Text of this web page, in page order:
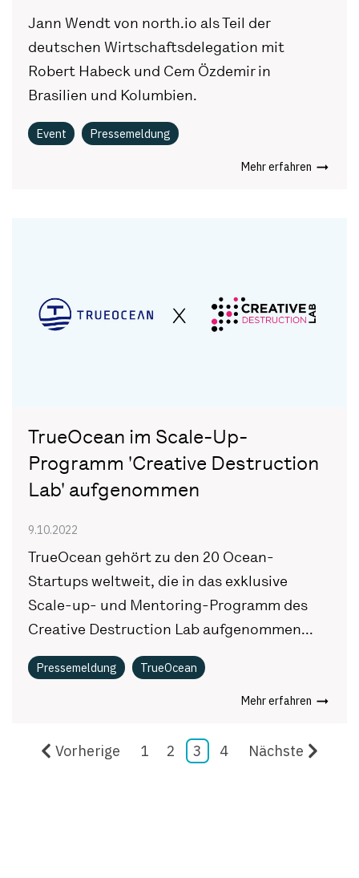
Jann Wendt von north.io als Teil der
deutschen Wirtschaftsdelegation mit
Robert Habeck und Cem Özdemir in
Brasilien und Kolumbien.
Event Pressemeldung
Mehr erfahren
TrueOcean im Scale-Up-
Programm 'Creative Destruction
Lab' aufgenommen
9.10.2022
TrueOcean gehört zu den 20 Ocean-
Startups weltweit, die in das exklusive
Scale-up- und Mentoring-Programm des
Creative Destruction Lab aufgenommen...
Pressemeldung TrueOcean
Mehr erfahren
Vorherige 1 2 3 4 Nächste